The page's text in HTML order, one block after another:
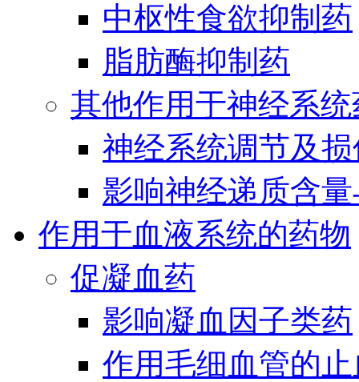
中枢性食欲抑制药
脂肪酶抑制药
其他作用于神经系统
神经系统调节及
影响神经递质含
作用于血液系统的药物
促凝血药
影响凝血因子类药
作用毛细血管的